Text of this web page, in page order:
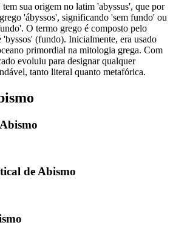
sua origem no latim 'abyssus', que por
'ábyssos', significando 'sem fundo' ou
O termo grego é composto pelo
(fundo). Inicialmente, era usado
primordial na mitologia grega. Com
evoluiu para designar qualquer
tanto literal quanto metafórica.
Abismo
de Abismo